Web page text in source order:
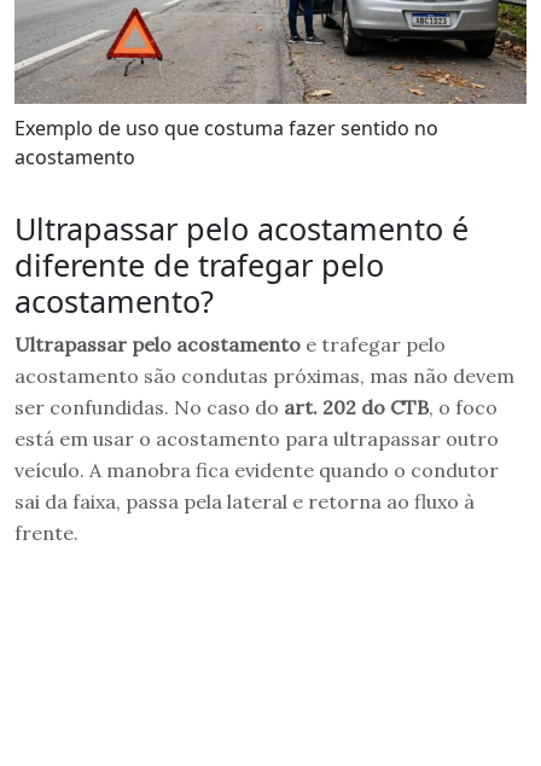
Exemplo de uso que costuma fazer sentido no
acostamento
Ultrapassar pelo acostamento é
diferente de trafegar pelo
acostamento?
Ultrapassar pelo acostamento e trafegar pelo
acostamento são condutas próximas, mas não devem
ser confundidas. No caso do art. 202 do CTB, o foco
está em usar o acostamento para ultrapassar outro
veículo. A manobra fica evidente quando o condutor
sai da faixa, passa pela lateral e retorna ao fluxo à
frente.